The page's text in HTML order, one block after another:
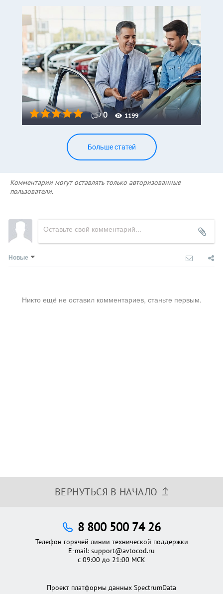
0 1199
Больше статей
Комментарии могут оставлять только авторизованные
пользователи.
Новые
Никто ещё не оставил комментариев, станьте первым.
ВЕРНУТЬСЯ В НАЧАЛО
Проект платформы данных SpectrumData
8 800 500 74 26
Телефон горячей линии технической поддержки
E-mail: support@avtocod.ru
с 09:00 до 21:00 МСК